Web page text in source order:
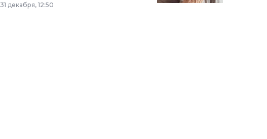
31 декабря, 12:50